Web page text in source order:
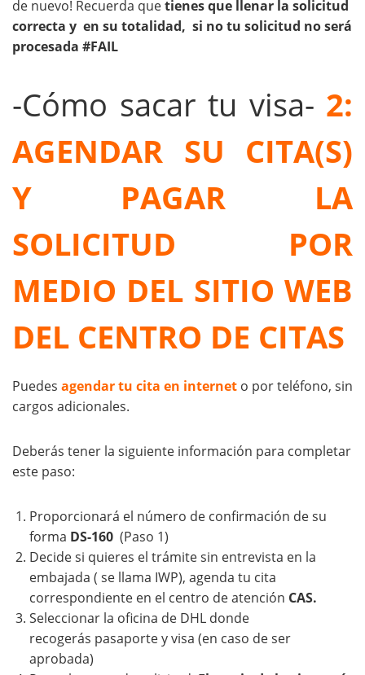
de nuevo! Recuerda quetienes que llenar la solicitud
correcta y en su totalidad, si no tu solicitud no será
procesada #FAIL
-Cómo sacar tu visa- 2:
AGENDAR SU CITA(S)
Y PAGAR LA
SOLICITUD POR
MEDIO DEL SITIO WEB
DEL CENTRO DE CITAS
Puedes agendar tu cita en internet o por teléfono, sin
cargos adicionales.
Deberás tener la siguiente información para completar
este paso:
Proporcionará el número de confirmación de su
forma DS-160 (Paso 1)
Decide si quieres el trámite sin entrevista en la
embajada ( se llama IWP), agenda tu cita
correspondiente en el centro de atención CAS.
Seleccionar la oficina de DHL donde
recogerás pasaporte y visa (en caso de ser
aprobada)